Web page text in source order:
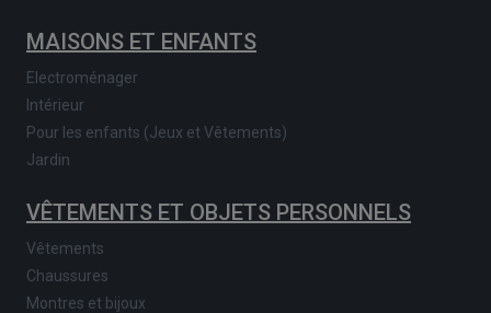
MAISONS ET ENFANTS
Electroménager
Intérieur
Pour les enfants (Jeux et Vêtements)
Jardin
VÊTEMENTS ET OBJETS PERSONNELS
Vêtements
Chaussures
Montres et bijoux